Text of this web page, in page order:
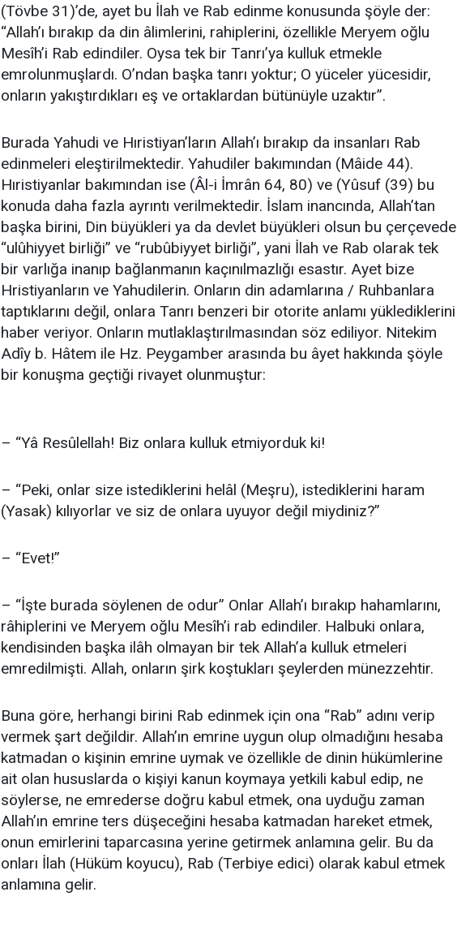
(Tövbe 31)’de, ayet bu İlah ve Rab edinme konusunda şöyle der:
“Allah’ı bırakıp da din âlimlerini, rahiplerini, özellikle Meryem oğlu
Mesîh’i Rab edindiler. Oysa tek bir Tanrı’ya kulluk etmekle
emrolunmuşlardı. O’ndan başka tanrı yoktur; O yüceler yücesidir,
onların yakıştırdıkları eş ve ortaklardan bütünüyle uzaktır”.
Burada Yahudi ve Hıristiyan’ların Allah’ı bırakıp da insanları Rab
edinmeleri eleştirilmektedir. Yahudiler bakımından (Mâide 44).
Hıristiyanlar bakımından ise (Âl-i İmrân 64, 80) ve (Yûsuf (39) bu
konuda daha fazla ayrıntı verilmektedir. İslam inancında, Allah’tan
başka birini, Din büyükleri ya da devlet büyükleri olsun bu çerçevede
“ulûhiyyet birliği” ve “rubûbiyyet birliği”, yani İlah ve Rab olarak tek
bir varlığa inanıp bağlanmanın kaçınılmazlığı esastır. Ayet bize
Hristiyanların ve Yahudilerin. Onların din adamlarına / Ruhbanlara
taptıklarını değil, onlara Tanrı benzeri bir otorite anlamı yüklediklerini
haber veriyor. Onların mutlaklaştırılmasından söz ediliyor. Nitekim
Adîy b. Hâtem ile Hz. Peygamber arasında bu âyet hakkında şöyle
bir konuşma geçtiği rivayet olunmuştur:
– “Yâ Resûlellah! Biz onlara kulluk etmiyorduk ki!
– “Peki, onlar size istediklerini helâl (Meşru), istediklerini haram
(Yasak) kılıyorlar ve siz de onlara uyuyor değil miydiniz?”
– “Evet!”
– “İşte burada söylenen de odur” Onlar Allah’ı bırakıp hahamlarını,
râhiplerini ve Meryem oğlu Mesîh’i rab edindiler. Halbuki onlara,
kendisinden başka ilâh olmayan bir tek Allah’a kulluk etmeleri
emredilmişti. Allah, onların şirk koştukları şeylerden münezzehtir.
Buna göre, herhangi birini Rab edinmek için ona “Rab” adını verip
vermek şart değildir. Allah’ın emrine uygun olup olmadığını hesaba
katmadan o kişinin emrine uymak ve özellikle de dinin hükümlerine
ait olan hususlarda o kişiyi kanun koymaya yetkili kabul edip, ne
söylerse, ne emrederse doğru kabul etmek, ona uyduğu zaman
Allah’ın emrine ters düşeceğini hesaba katmadan hareket etmek,
onun emirlerini taparcasına yerine getirmek anlamına gelir. Bu da
onları İlah (Hüküm koyucu), Rab (Terbiye edici) olarak kabul etmek
anlamına gelir.